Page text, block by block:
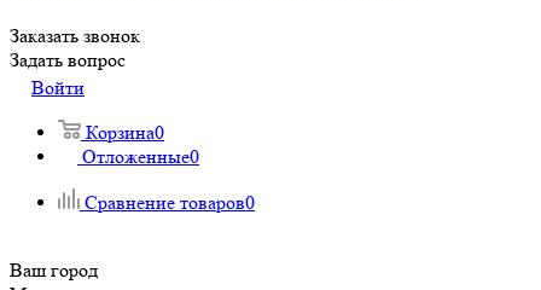
Заказать звонок
Задать вопрос
Войти
Корзина0
Отложенные0
Сравнение товаров0
Ваш город